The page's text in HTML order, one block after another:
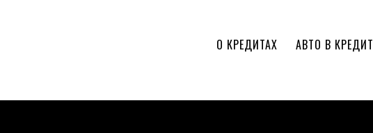
О КРЕДИТАХ АВТО В КРЕДИТ